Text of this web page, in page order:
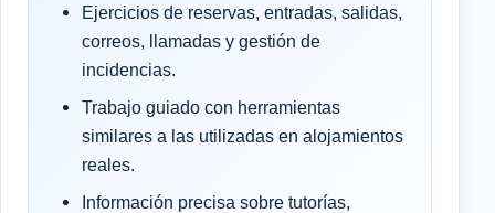
Ejercicios de reservas, entradas, salidas,
correos, llamadas y gestión de
incidencias.
Trabajo guiado con herramientas
similares a las utilizadas en alojamientos
reales.
Información precisa sobre tutorías,